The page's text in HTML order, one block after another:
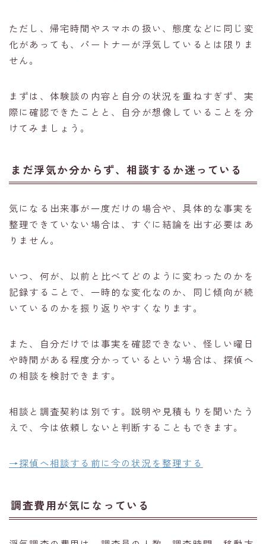
ただし、帰宅時間やスマホの扱い、態度などに同じ変
化があっても、パートナーが浮気しているとは限りま
せん。
まずは、体験談の内容と自分の状況を重ねすぎず、実
際に確認できたことと、自分が想像していることを分
けてみましょう。
まだ浮気か分からず、相談するか迷っている
気になる出来事が一度だけの場合や、具体的な事実を
整理できていない場合は、すぐに結論を出す必要はあ
りません。
いつ、何が、以前と比べてどのように変わったのかを
記録することで、一時的な変化なのか、同じ傾向が続
いているのかを振り返りやすくなります。
また、自分だけでは事実を確認できない、怪しい曜日
や時間がある程度分かっているという場合は、探偵へ
の相談を検討できます。
相談と調査契約は別です。説明や見積もりを聞いたう
えで、今は依頼しないと判断することもできます。
→探偵へ相談する前に今の状況を整理する
調査費用が気になっている
無料の浮気調査診断